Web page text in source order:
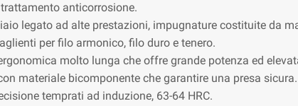
anticorrosione.
legato ad alte prestazioni, impugnature costituite da
per filo armonico, filo duro e tenero.
molto lunga che offre grande potenza ed
materiale bicomponente che garantire una presa sicura.
temprati ad induzione, 63-64 HRC.